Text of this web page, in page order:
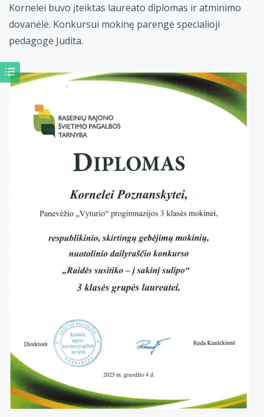
Kornelei buvo įteiktas laureato diplomas ir atminimo
dovanėlė. Konkursui mokinę parengė specialioji
pedagogė Judita.